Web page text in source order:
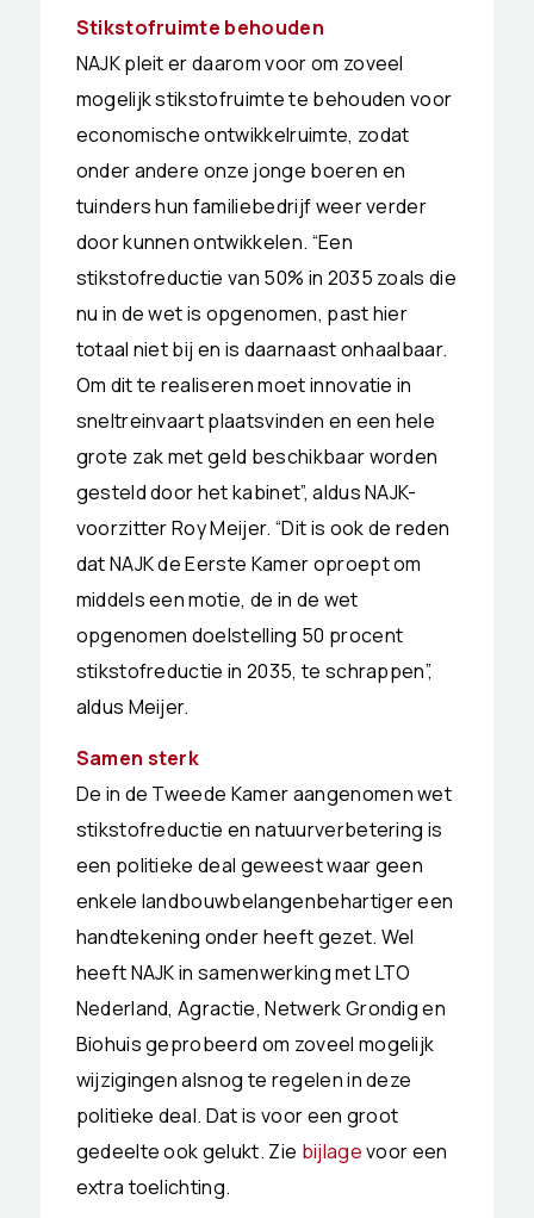
Stikstofruimte behouden
NAJK pleit er daarom voor om zoveel
mogelijk stikstofruimte te behouden voor
economische ontwikkelruimte, zodat
onder andere onze jonge boeren en
tuinders hun familiebedrijf weer verder
door kunnen ontwikkelen. “Een
stikstofreductie van 50% in 2035 zoals die
nu in de wet is opgenomen, past hier
totaal niet bij en is daarnaast onhaalbaar.
Om dit te realiseren moet innovatie in
sneltreinvaart plaatsvinden en een hele
grote zak met geld beschikbaar worden
gesteld door het kabinet”, aldus NAJK-
voorzitter Roy Meijer. “Dit is ook de reden
dat NAJK de Eerste Kamer oproept om
middels een motie, de in de wet
opgenomen doelstelling 50 procent
stikstofreductie in 2035, te schrappen”,
aldus Meijer.
Samen sterk
De in de Tweede Kamer aangenomen wet
stikstofreductie en natuurverbetering is
een politieke deal geweest waar geen
enkele landbouwbelangenbehartiger een
handtekening onder heeft gezet. Wel
heeft NAJK in samenwerking met LTO
Nederland, Agractie, Netwerk Grondig en
Biohuis geprobeerd om zoveel mogelijk
wijzigingen alsnog te regelen in deze
politieke deal. Dat is voor een groot
gedeelte ook gelukt. Zie bijlagevoor een
extra toelichting.